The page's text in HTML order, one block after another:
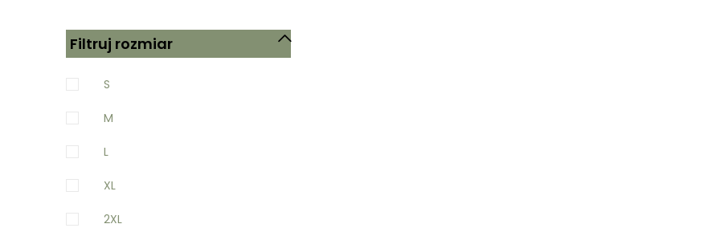
Filtruj rozmiar
S
M
L
XL
2XL